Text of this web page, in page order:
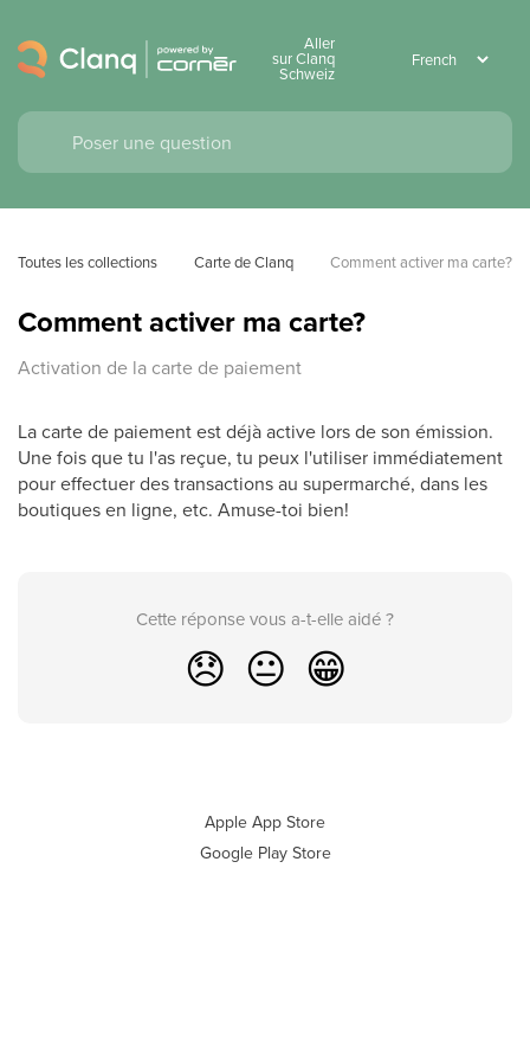
Aller
sur Clanq
Schweiz
Toutes les collections Carte de Clanq Comment activer ma carte?
Comment activer ma carte?
Activation de la carte de paiement
La carte de paiement est déjà active lors de son émission.
Une fois que tu l'as reçue, tu peux l'utiliser immédiatement
pour effectuer des transactions au supermarché, dans les
boutiques en ligne, etc. Amuse-toi bien!
Cette réponse vous a-t-elle aidé ?
😞 😐 😁
Apple App Store
Google Play Store